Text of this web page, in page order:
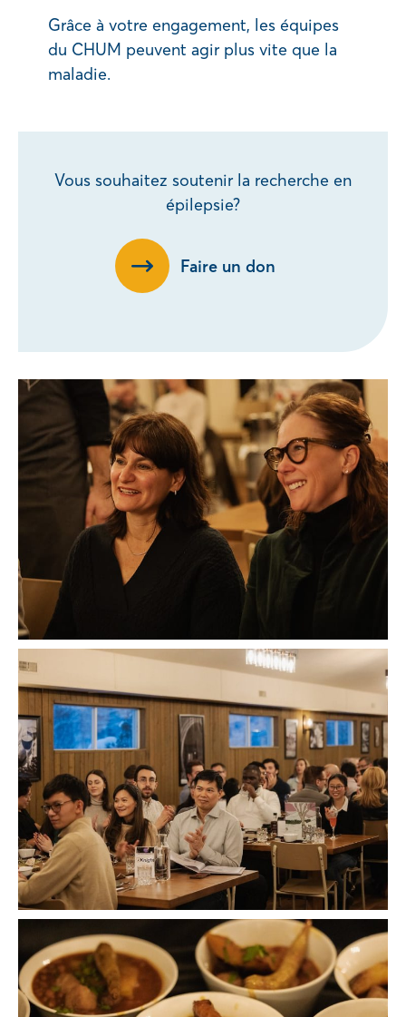
Grâce à votre engagement, les équipes
du CHUM peuvent agir plus vite que la
maladie.
Vous souhaitez soutenir la recherche en
épilepsie?
Faire un don